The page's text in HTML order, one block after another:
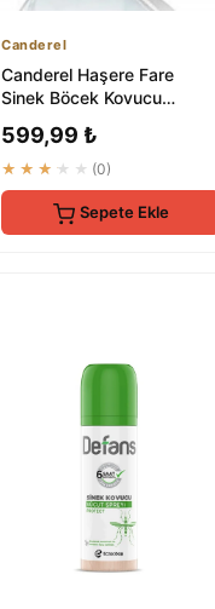
Canderel
Canderel Haşere Fare
Sinek Böcek Kovucu
Takılan Elektr...
599,99 ₺
★★★★★ (0)
Sepete Ekle